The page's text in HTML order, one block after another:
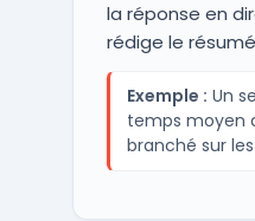
la réponse en
rédige le
Exemple : Un
temps moyen
branché sur